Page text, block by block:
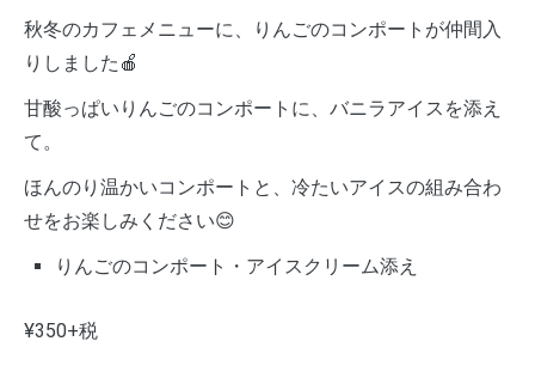
秋冬のカフェメニューに、りんごのコンポートが仲間入
りしました🍎
甘酸っぱいりんごのコンポートに、バニラアイスを添え
て。
ほんのり温かいコンポートと、冷たいアイスの組み合わ
せをお楽しみください😊
りんごのコンポート・アイスクリーム添え
¥350+税